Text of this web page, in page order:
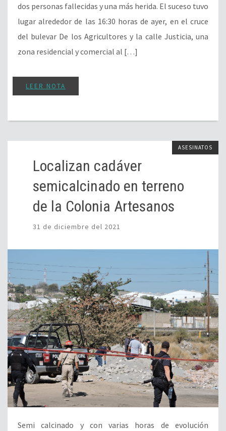
dos personas fallecidas y una más herida. El suceso tuvo
lugar alrededor de las 16:30 horas de ayer, en el cruce
del bulevar De los Agricultores y la calle Justicia, una
zona residencial y comercial al […]
LEER NOTA
ASESINATOS
Localizan cadáver
semicalcinado en terreno
de la Colonia Artesanos
31 de diciembre del 2021
Semi calcinado y con varias horas de evolución